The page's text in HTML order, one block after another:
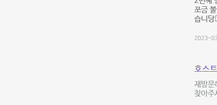
쪼금
습니당
2023-
호스
재방문
찾아주